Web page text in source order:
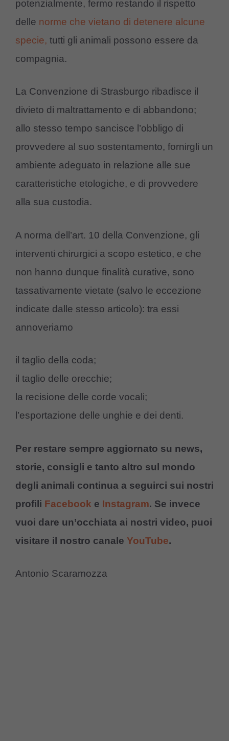
potenzialmente, fermo restando il rispetto
delle norme che vietano di detenere alcune
specie, tutti gli animali possono essere da
compagnia.
La Convenzione di Strasburgo ribadisce il
divieto di maltrattamento e di abbandono;
allo stesso tempo sancisce l’obbligo di
provvedere al suo sostentamento, fornirgli un
ambiente adeguato in relazione alle sue
caratteristiche etologiche, e di provvedere
alla sua custodia.
A norma dell’art. 10 della Convenzione, gli
interventi chirurgici a scopo estetico, e che
non hanno dunque finalità curative, sono
tassativamente vietate (salvo le eccezione
indicate dalle stesso articolo): tra essi
annoveriamo
il taglio della coda;
il taglio delle orecchie;
la recisione delle corde vocali;
l’esportazione delle unghie e dei denti.
Per restare sempre aggiornato su news,
storie, consigli e tanto altro sul mondo
degli animali continua a seguirci sui nostri
profili Facebook e Instagram. Se invece
vuoi dare un’occhiata ai nostri video, puoi
visitare il nostro canale YouTube.
Antonio Scaramozza